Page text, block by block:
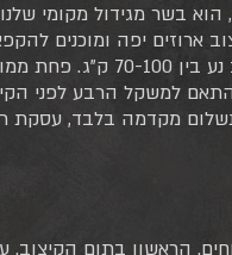
בשר מגידול מקומי
ארוזים יפה ומוכנים
הוא כ 30%.
למשקל הרבע לפני הקיצוב,
מקדמה בלבד, עסקת